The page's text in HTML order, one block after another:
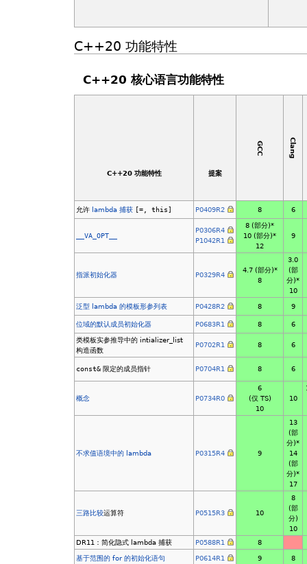
C++20 功能特性
C++20 核心语言功能特性
C++20 功能特性 提案
GCC Clang
允许 lambda 捕获 [=, this] P0409R2 8 6
__VA_OPT__
P0306R4
P1042R1
8 (部分)*
10 (部分)*
12
9
指派初始化器 P0329R4
4.7 (部分)*
8
3.0
(部
分)*
10
泛型 lambda 的模板形参列表
P0428R2 8 9
位域的默认成员初始化器 P0683R1 8
6
类模板实参推导中的 intializer_list
构造函数
P0702R1 8 6
const& 限定的成员指针 P0704R1 8 6
概念 P0734R0
6
(仅 TS)
10
10
不求值语境中的 lambda P0315R4 9
13
(部
分)*
14
(部
分)*
17
三路比较运算符 P0515R3 10
8
(部
分)
10
DR11：简化隐式 lambda 捕获
P0588R1
8
基于范围的 for 的初始化语句
P0614R1 9
8